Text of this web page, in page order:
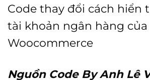
Code thay đổi cách hiển
tài khoản ngân hàng của
Woocommerce
Nguồn Code By Anh Lê